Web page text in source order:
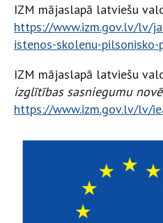
IZM mājaslapā latviešu
https://www.izm.gov.lv/lv/
istenos-skolenu-
IZM mājaslapā latviešu
izglītības sasniegumu
https://www.izm.gov.lv/lv/